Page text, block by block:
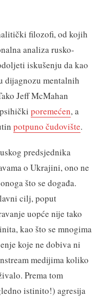
filozofi, od kojih
analiza rusko-
iskušenju da kao
dijagnozu mentalnih
Jeff McMahan
poremećen, a
potpuno čudovište.
predsjednika
o Ukrajini, ono ne
što se događa.
cilj, poput
uopće nije tako
kao što se mnogima
koje ne dobiva ni
medijima koliko
Prema tom
istinito!) agresija